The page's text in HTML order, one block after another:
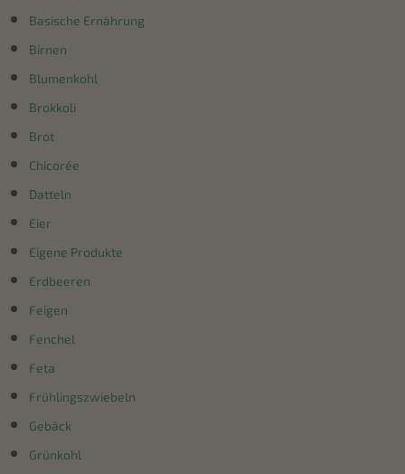
Basische Ernährung
Birnen
Blumenkohl
Brokkoli
Brot
Chicorée
Datteln
Eier
Eigene Produkte
Erdbeeren
Feigen
Fenchel
Feta
Frühlingszwiebeln
Gebäck
Grünkohl